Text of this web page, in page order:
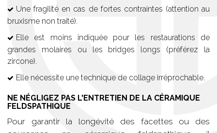
Une fragilité en cas de fortes contraintes (attention au
bruxisme non traité).
Elle est moins indiquée pour les restaurations de
grandes molaires ou les bridges longs (préférez la
zircone).
Elle nécessite une technique de collage irréprochable.
NE NÉGLIGEZ PAS L'ENTRETIEN DE LA CÉRAMIQUE
FELDSPATHIQUE
Pour garantir la longévité des facettes ou des